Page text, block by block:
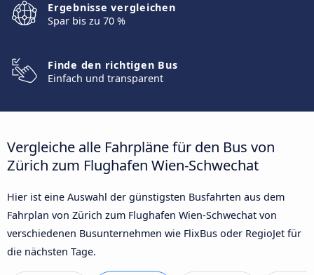
Ergebnisse vergleichen
Spar bis zu 70 %
Finde den richtigen Bus
Einfach und transparent
Vergleiche alle Fahrpläne für den Bus von
Zürich zum Flughafen Wien-Schwechat
Hier ist eine Auswahl der günstigsten Busfahrten aus dem
Fahrplan von Zürich zum Flughafen Wien-Schwechat von
verschiedenen Busunternehmen wie FlixBus oder RegioJet für
die nächsten Tage.